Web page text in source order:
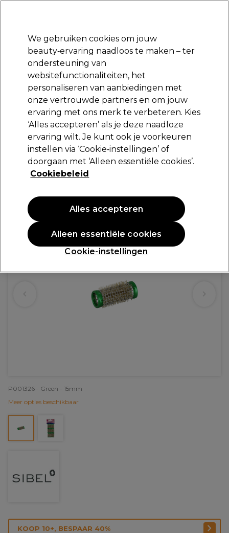
Aanmelden
Merken Deals Haar Elektra
Volgende dag geleverd*
Na verzending, maandag t/m vrijdag
Sibel Gaasrol Metaal Goud 12st
7,89 €
PROMOTIE
P001326 - Green - 15mm
Meer opties beschikbaar
KOOP 10+, BESPAAR 40%
We gebruiken cookies om jouw
beauty‑ervaring naadloos te maken – ter
ondersteuning van
websitefunctionaliteiten, het
personaliseren van aanbiedingen met
onze vertrouwde partners en om jouw
ervaring met ons merk te verbeteren. Kies
‘Alles accepteren’ als je deze naadloze
ervaring wilt. Je kunt ook je voorkeuren
instellen via ‘Cookie‑instellingen’ of
doorgaan met ‘Alleen essentiële cookies’.
Cookiebeleid
Cookie-instellingen
Alleen essentiële cookies
Alles accepteren